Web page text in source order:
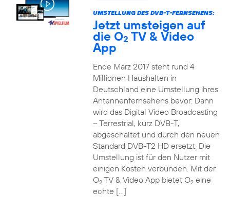
UMSTELLUNG DES DVB-T-FERNSEHENS:
Jetzt umsteigen auf
die O2 TV & Video
App
Ende März 2017 steht rund 4
Millionen Haushalten in
Deutschland eine Umstellung ihres
Antennenfernsehens bevor: Dann
wird das Digital Video Broadcasting
– Terrestrial, kurz DVB-T,
abgeschaltet und durch den neuen
Standard DVB-T2 HD ersetzt. Die
Umstellung ist für den Nutzer mit
einigen Kosten verbunden. Mit der
O2TV & Video App bietet O2eine
echte […]